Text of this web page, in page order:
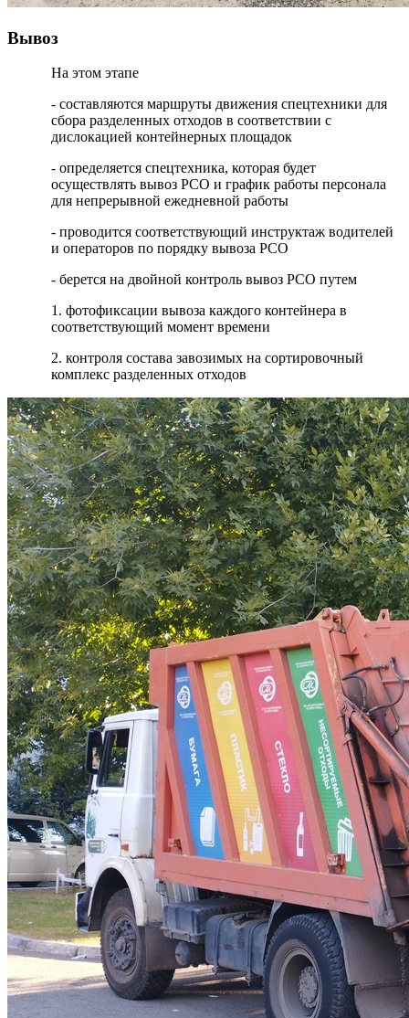
Вывоз
На этом этапе
- составляются маршруты движения спецтехники для
сбора разделенных отходов в соответствии с
дислокацией контейнерных площадок
- определяется спецтехника, которая будет
осуществлять вывоз РСО и график работы персонала
для непрерывной ежедневной работы
- проводится соответствующий инструктаж водителей
и операторов по порядку вывоза РСО
- берется на двойной контроль вывоз РСО путем
1. фотофиксации вывоза каждого контейнера в
соответствующий момент времени
2. контроля состава завозимых на сортировочный
комплекс разделенных отходов